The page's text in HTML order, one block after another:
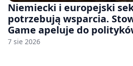
Niemiecki i europejski
potrzebują wsparcia.
Game apeluje do
7 sie 2026